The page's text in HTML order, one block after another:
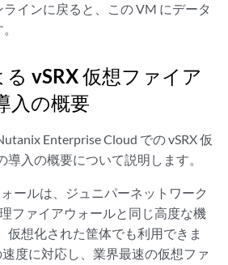
ラインに戻ると、この VM にデータ
vSRX 仮想ファイア
入の概要
Enterprise Cloud での vSRX 仮
入の概要について説明します。
ールは、ジュニパーネットワーク
ファイアウォールと同じ高度な機
仮想化された筐体でも利用できま
度に対応し、業界最速の仮想ファ